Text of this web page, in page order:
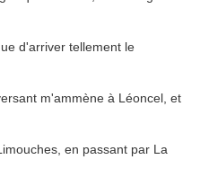
d'arriver tellement le
m'ammène à Léoncel, et
en passant par La